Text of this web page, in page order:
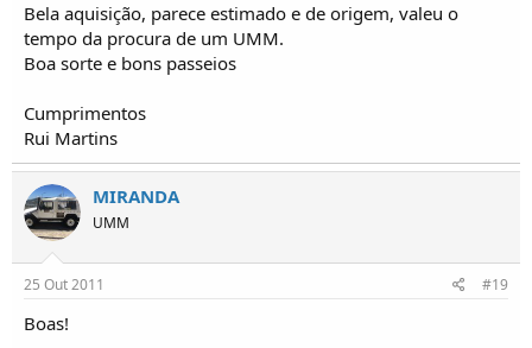
Bela aquisição, parece estimado e de origem, valeu o
tempo da procura de um UMM.
Boa sorte e bons passeios
Cumprimentos
Rui Martins
MIRANDA
UMM
25 Out 2011 #19
Boas!